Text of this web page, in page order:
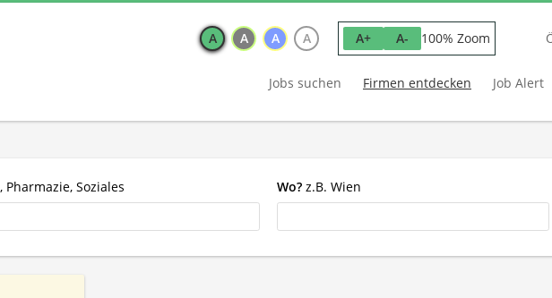
A A A A A+ A- 100% Zoom
Jobs suchen Firmen entdecken Job Alert
Soziales Wo? z.B. Wien